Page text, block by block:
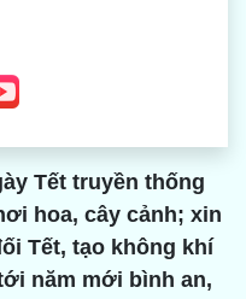
Tết truyền thống
hoa, cây cảnh; xin
Tết, tạo không khí
năm mới bình an,